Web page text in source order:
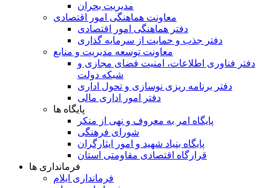
مدیریت بحران
معاونت هماهنگی امور اقتصادی
دفتر هماهنگی امور اقتصادی
دفتر جذب و حمایت از سرمایه گذاری
معاونت توسعه مدیریت و منابع
دفتر فناوری اطلاعات، امنیت فضای مجازی و
شبکه دولت
دفتر برنامه ریزی نوسازی و تحول اداری
دفتر امور اداری مالی
پایگاه ها
پایگاه امر به معروف و نهی از منکر
شورای فرهنگی
پایگاه بنیاد شهید و امور ایثارگران
قرارگاه اقتصادی مقاومتی استان
فرمانداری ها
فرمانداری ایلام